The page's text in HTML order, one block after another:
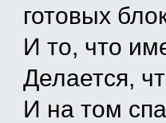
готовых
И то, что
Делается,
И на том